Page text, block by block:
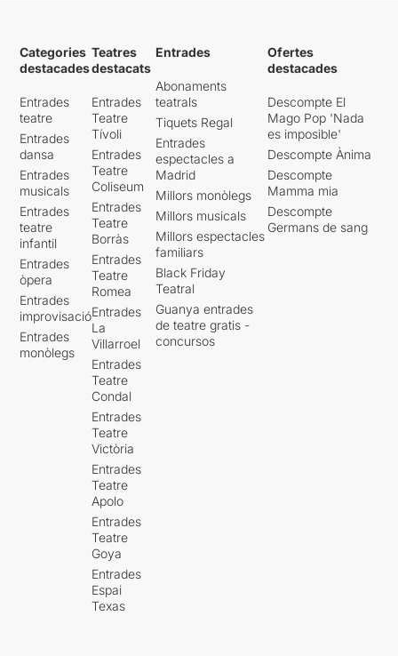
Categories
destacades
Entrades
teatre
Entrades
dansa
Entrades
musicals
Entrades
teatre
infantil
Entrades
òpera
Entrades
improvisació
Entrades
monòlegs
Teatres
destacats
Entrades
Teatre
Tívoli
Entrades
Teatre
Coliseum
Entrades
Teatre
Borràs
Entrades
Teatre
Romea
Entrades
La
Villarroel
Entrades
Teatre
Condal
Entrades
Teatre
Victòria
Entrades
Teatre
Apolo
Entrades
Teatre
Goya
Entrades
Espai
Texas
Entrades
Abonaments
teatrals
Tiquets Regal
Entrades
espectacles a
Madrid
Millors monòlegs
Millors musicals
Millors espectacles
familiars
Black Friday
Teatral
Guanya entrades
de teatre gratis -
concursos
Ofertes
destacades
Descompte El
Mago Pop 'Nada
es imposible'
Descompte Ànima
Descompte
Mamma mia
Descompte
Germans de sang